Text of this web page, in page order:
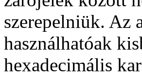
szerepelniük. Az
használhatóak
hexadecimális